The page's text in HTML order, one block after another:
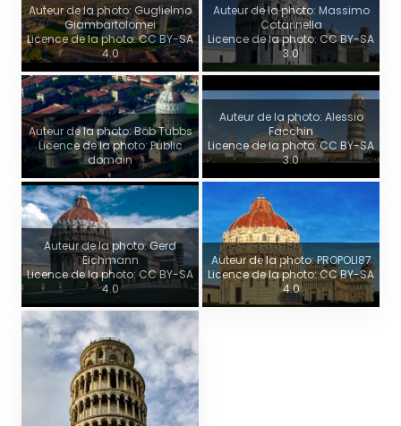
Auteur de la photo: Guglielmo
Giambartolomei
Licence de la photo: CC BY-SA
4.0
Auteur de la photo: Massimo
Catarinella
Licence de la photo: CC BY-SA
3.0
Auteur de la photo: Bob Tubbs
Licence de la photo: Public
domain
Auteur de la photo: Alessio
Facchin
Licence de la photo: CC BY-SA
3.0
Auteur de la photo: Gerd
Eichmann
Licence de la photo: CC BY-SA
4.0
Auteur de la photo: PROPOLI87
Licence de la photo: CC BY-SA
4.0